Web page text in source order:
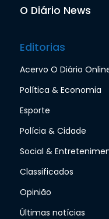
O Diário News
Editorias
Acervo O Diário
Política & Economia
Esporte
Polícia & Cidade
Social &
Classificados
Opinião
Últimas notícias